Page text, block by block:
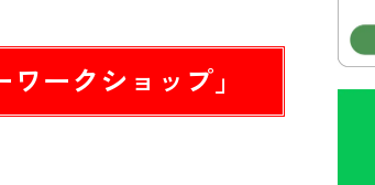
ークショップ」